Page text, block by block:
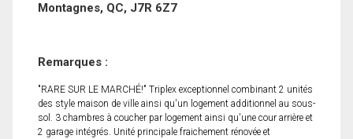
Montagnes, QC, J7R 6Z7
Remarques :
"RARE SUR LE MARCHÉ!" Triplex exceptionnel combinant 2 unités
des style maison de ville ainsi qu'un logement additionnel au sous-
sol. 3 chambres à coucher par logement ainsi qu'une cour arrière et
2 garage intégrés. Unité principale fraichement rénovée et